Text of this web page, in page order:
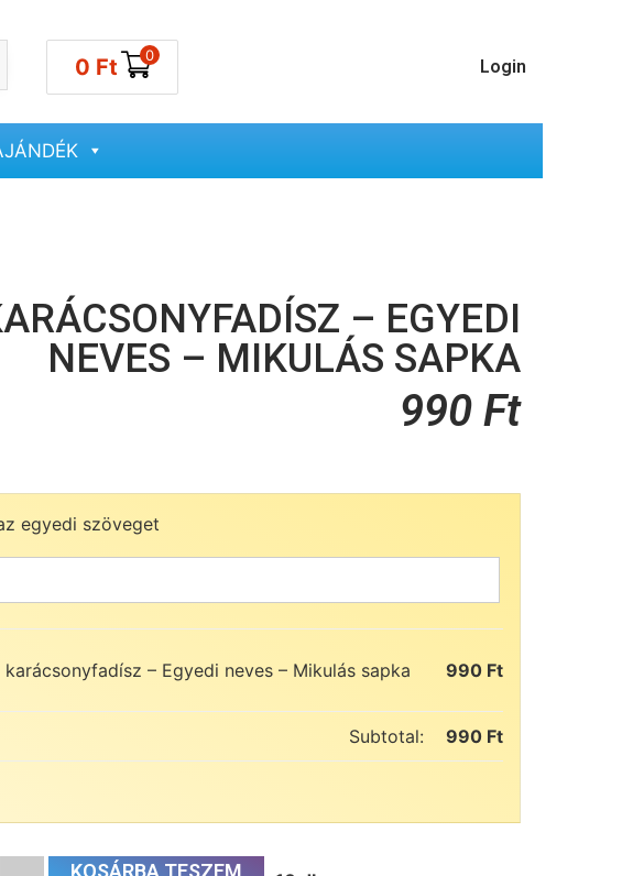
0 Ft 0
Login
– EGYEDI
NEVES – MIKULÁS SAPKA
990 Ft
egyedi szöveget
karácsonyfadísz – Egyedi neves – Mikulás sapka 990 Ft
Subtotal: 990 Ft
KOSÁRBA TESZEM